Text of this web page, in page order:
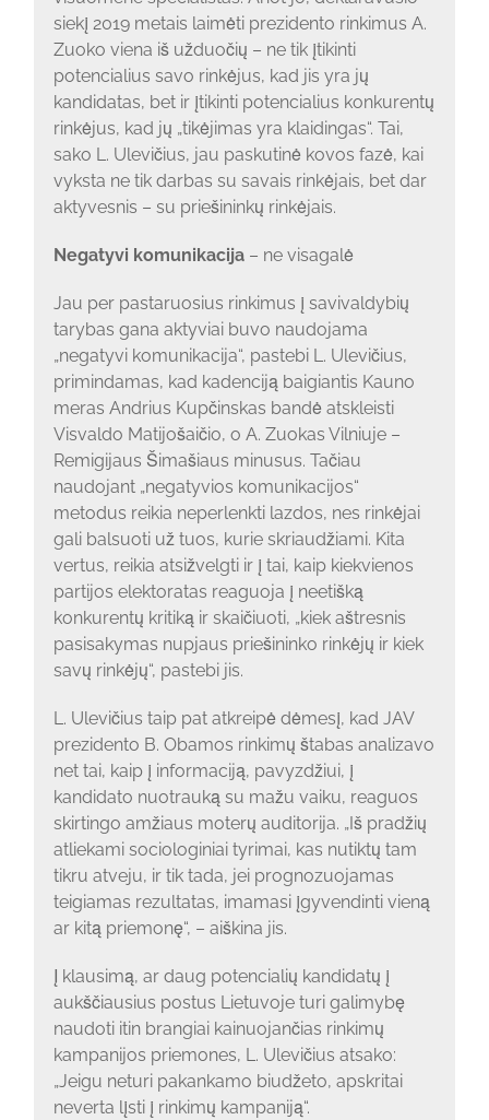
siekį 2019 metais laimėti prezidento rinkimus A.
Zuoko viena iš užduočių – ne tik įtikinti
potencialius savo rinkėjus, kad jis yra jų
kandidatas, bet ir įtikinti potencialius konkurentų
rinkėjus, kad jų „tikėjimas yra klaidingas“. Tai,
sako L. Ulevičius, jau paskutinė kovos fazė, kai
vyksta ne tik darbas su savais rinkėjais, bet dar
aktyvesnis – su priešininkų rinkėjais.
Negatyvi komunikacija– ne visagalė
Jau per pastaruosius rinkimus į savivaldybių
tarybas gana aktyviai buvo naudojama
„negatyvi komunikacija“, pastebi L. Ulevičius,
primindamas, kad kadenciją baigiantis Kauno
meras Andrius Kupčinskas bandė atskleisti
Visvaldo Matijošaičio, o A. Zuokas Vilniuje –
Remigijaus Šimašiaus minusus. Tačiau
naudojant „negatyvios komunikacijos“
metodus reikia neperlenkti lazdos, nes rinkėjai
gali balsuoti už tuos, kurie skriaudžiami. Kita
vertus, reikia atsižvelgti ir į tai, kaip kiekvienos
partijos elektoratas reaguoja į neetišką
konkurentų kritiką ir skaičiuoti, „kiek aštresnis
pasisakymas nupjaus priešininko rinkėjų ir kiek
savų rinkėjų“, pastebi jis.
L. Ulevičius taip pat atkreipė dėmesį, kad JAV
prezidento B. Obamos rinkimų štabas analizavo
net tai, kaip į informaciją, pavyzdžiui, į
kandidato nuotrauką su mažu vaiku, reaguos
skirtingo amžiaus moterų auditorija. „Iš pradžių
atliekami sociologiniai tyrimai, kas nutiktų tam
tikru atveju, ir tik tada, jei prognozuojamas
teigiamas rezultatas, imamasi įgyvendinti vieną
ar kitą priemonę“, – aiškina jis.
Į klausimą, ar daug potencialių kandidatų į
aukščiausius postus Lietuvoje turi galimybę
naudoti itin brangiai kainuojančias rinkimų
kampanijos priemones, L. Ulevičius atsako:
„Jeigu neturi pakankamo biudžeto, apskritai
neverta lįsti į rinkimų kampaniją“.